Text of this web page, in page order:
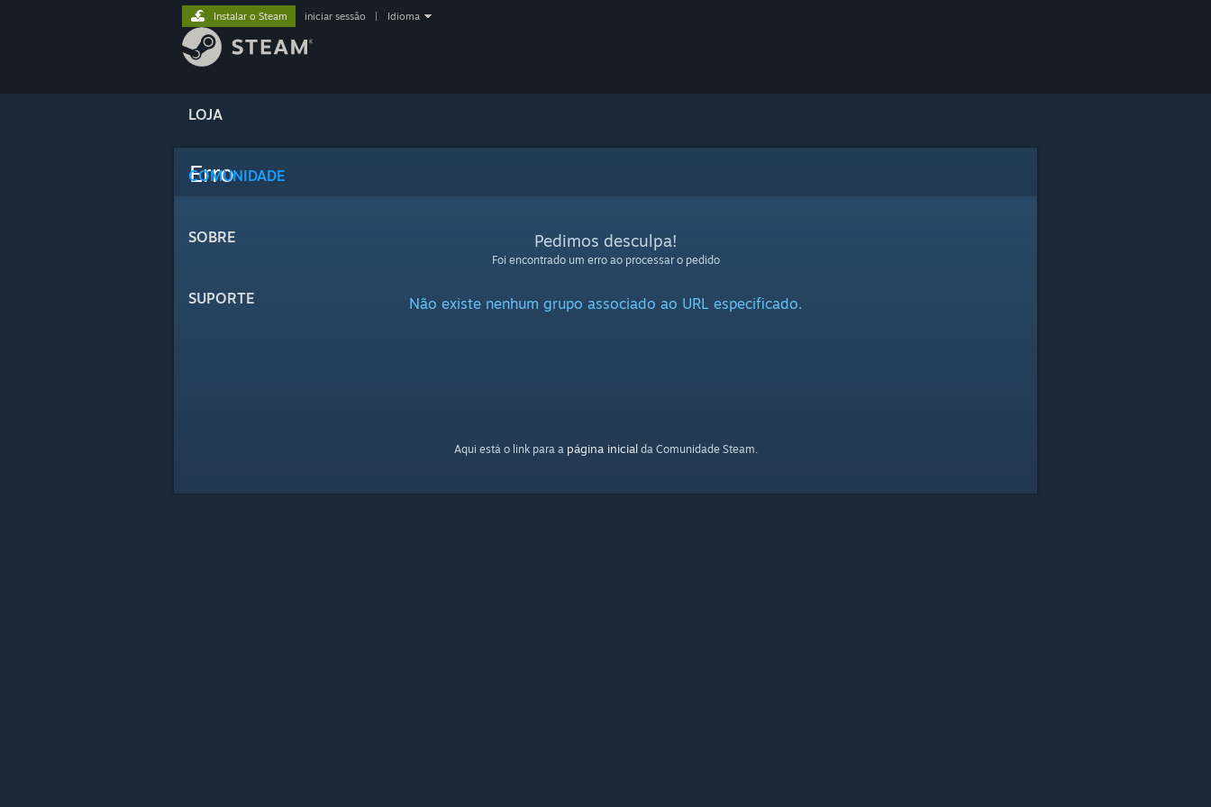
LOJA
COMUNIDADE
SOBRE
SUPORTE
Instalar o Steam iniciar sessão Idioma
Erro
Pedimos desculpa!
Foi encontrado um erro ao processar o pedido
Não existe nenhum grupo associado ao URL especificado.
Aqui está o link para a página inicial da Comunidade Steam.